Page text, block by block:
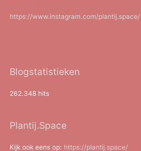
https://www.instagram.com/plantij.space/
Blogstatistieken
262.348 hits
Plantij.Space
Kijk ook eens op: https://plantij.space/